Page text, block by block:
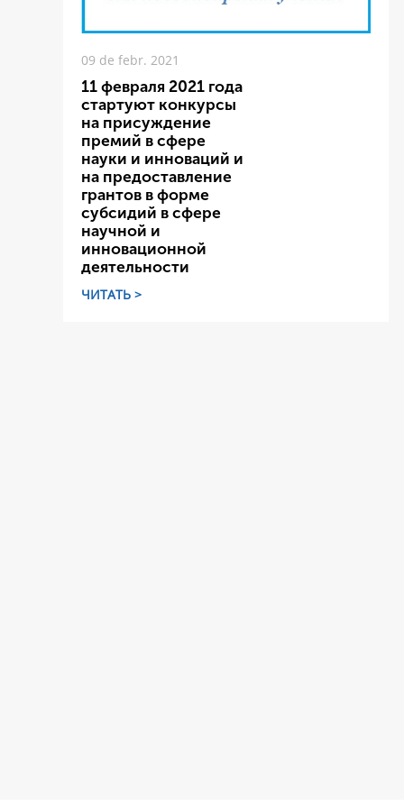
09 de febr. 2021
11 февраля 2021 года
стартуют конкурсы
на присуждение
премий в сфере
науки и инноваций и
на предоставление
грантов в форме
субсидий в сфере
научной и
инновационной
деятельности
ЧИТАТЬ >